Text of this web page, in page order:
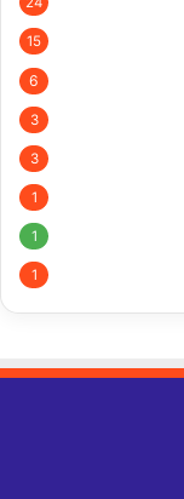
15
6
3
3
1
1
1